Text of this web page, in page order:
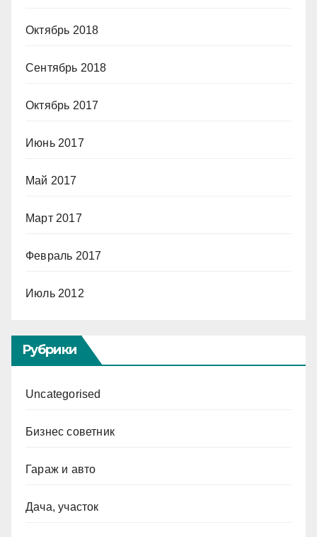
Октябрь 2018
Сентябрь 2018
Октябрь 2017
Июнь 2017
Май 2017
Март 2017
Февраль 2017
Июль 2012
Рубрики
Uncategorised
Бизнес советник
Гараж и авто
Дача, участок